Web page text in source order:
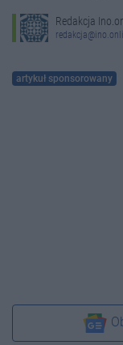
Redakcja
artykuł sponsorowany